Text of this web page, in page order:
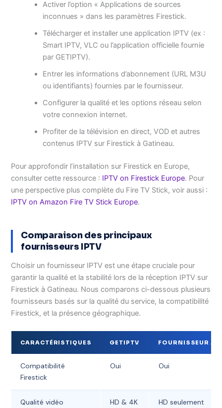
Activer l’option « Applications de sources
inconnues » dans les paramètres Firestick.
Télécharger et installer une application IPTV (ex :
Smart IPTV, VLC ou l’application officielle fournie
par GETIPTV).
Entrer les informations d’abonnement (URL M3U
ou identifiants) fournies par le fournisseur.
Configurer la qualité et les options réseau selon
votre connexion internet.
Profiter de la télévision en direct, VOD et autres
contenus IPTV sur Firestick à Gatineau.
Pour approfondir l’installation sur Firestick en Europe,
consulter cette ressource : IPTV on Firestick Europe. Pour
une perspective plus complète du Fire TV Stick, voir aussi :
IPTV on Amazon Fire TV Stick Europe.
Comparaison des principaux
fournisseurs IPTV
Choisir un fournisseur IPTV est une étape cruciale pour
garantir la qualité et la stabilité lors de la réception IPTV sur
Firestick à Gatineau. Nous comparons ci-dessous plusieurs
fournisseurs basés sur la qualité du service, la compatibilité
Firestick, et la présence géographique.
CARACTÉRISTIQUES GETIPTV FOURNISSEUR A
Compatibilité
Firestick
Oui Oui
Qualité vidéo HD & 4K HD seulement